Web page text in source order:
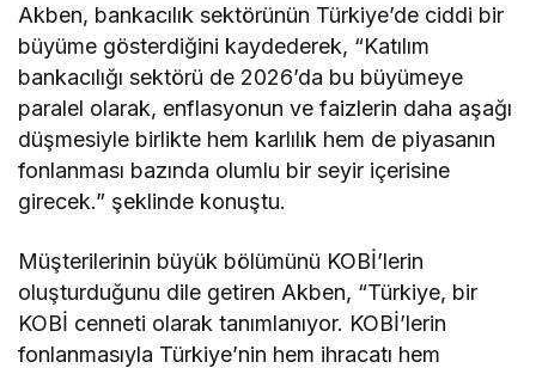
Akben, bankacılık sektörünün Türkiye’de ciddi bir
büyüme gösterdiğini kaydederek, “Katılım
bankacılığı sektörü de 2026’da bu büyümeye
paralel olarak, enflasyonun ve faizlerin daha aşağı
düşmesiyle birlikte hem karlılık hem de piyasanın
fonlanması bazında olumlu bir seyir içerisine
girecek.” şeklinde konuştu.
Müşterilerinin büyük bölümünü KOBİ’lerin
oluşturduğunu dile getiren Akben, “Türkiye, bir
KOBİ cenneti olarak tanımlanıyor. KOBİ’lerin
fonlanmasıyla Türkiye’nin hem ihracatı hem